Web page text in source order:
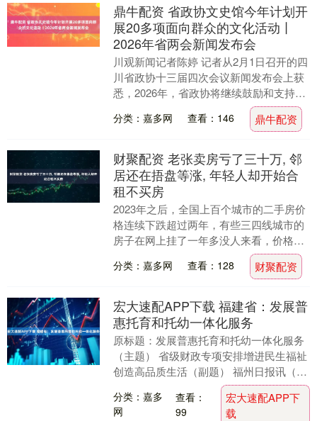
鼎牛配资 省政协文史馆今年计划开
展20多项面向群众的文化活动丨
2026年省两会新闻发布会
川观新闻记者陈婷 记者从2月1日召开的四
川省政协十三届四次会议新闻发布会上获
悉，2026年，省政协将继续鼓励和支持委
员，开展形式多样的送文化下乡、艺术普
及活动，....
分类：嘉多网 查看：146 鼎牛配资
财聚配资 老张卖房亏了三十万, 邻
居还在捂盘等涨, 年轻人却开始合
租不买房
2023年之后，全国上百个城市的二手房价
格连续下跌超过两年，有些三四线城市的
房子在网上挂了一年多没人来看，价格一
直往下调，最后连中介都不愿意推荐了，
以前谁家有三....
分类：嘉多网 查看：128 财聚配资
宏大速配APP下载 福建省：发展普
惠托育和托幼一体化服务
原标题：发展普惠托育和托幼一体化服务
（主题） 省级财政专项安排增进民生福祉
创造高品质生活（副题） 福州日报讯（记
者 李白蕾）受福建省政府委托，省财政厅
27日上午....
分类：嘉多
网
查看：
99
宏大速配APP下
载